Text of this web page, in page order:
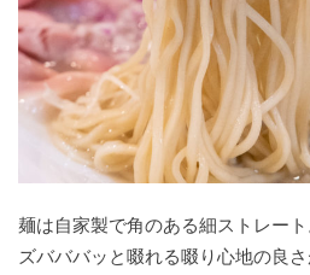
麺は自家製で角のある細ストレート
ズバババッと啜れる啜り心地の良